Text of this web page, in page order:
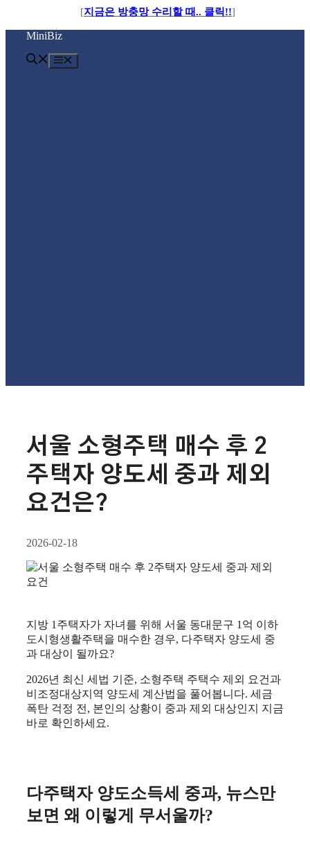
[지금은 방충망 수리할 때.. 클릭!!]
컨
MiniBiz
서울 소형주택 매수 후 2
주택자 양도세 중과 제외
요건은?
2026-02-18
지방 1주택자가 자녀를 위해 서울 동대문구 1억 이하
도시형생활주택을 매수한 경우, 다주택자 양도세 중
과 대상이 될까요?
2026년 최신 세법 기준, 소형주택 주택수 제외 요건과
비조정대상지역 양도세 계산법을 풀어봅니다. 세금
폭탄 걱정 전, 본인의 상황이 중과 제외 대상인지 지금
바로 확인하세요.
다주택자 양도소득세 중과, 뉴스만
보면 왜 이렇게 무서울까?